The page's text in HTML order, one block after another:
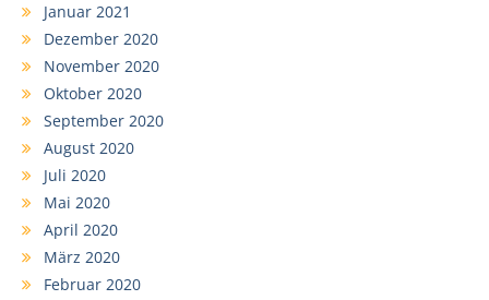
Januar 2021
Dezember 2020
November 2020
Oktober 2020
September 2020
August 2020
Juli 2020
Mai 2020
April 2020
März 2020
Februar 2020